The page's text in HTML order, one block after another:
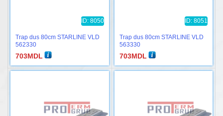
ID: 8050
Trap dus 80cm STARLINE VLD
562330
703MDL
ID: 8051
Trap dus 80cm STARLINE VLD
563330
703MDL